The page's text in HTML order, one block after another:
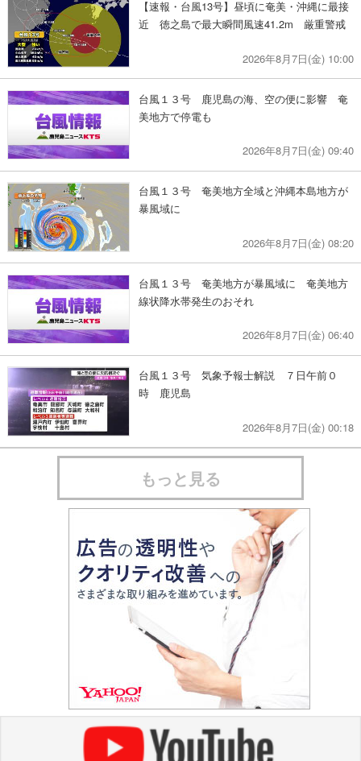
【速報・台風13号】昼頃に奄美・沖縄に最接
近 徳之島で最大瞬間風速41.2m 厳重警戒
2026年8月7日(金) 10:00
台風１３号 鹿児島の海、空の便に影響 奄
美地方で停電も
2026年8月7日(金) 09:40
台風１３号 奄美地方全域と沖縄本島地方が
暴風域に
2026年8月7日(金) 08:20
台風１３号 奄美地方が暴風域に 奄美地方
線状降水帯発生のおそれ
2026年8月7日(金) 06:40
台風１３号 気象予報士解説 ７日午前０
時 鹿児島
2026年8月7日(金) 00:18
もっと見る